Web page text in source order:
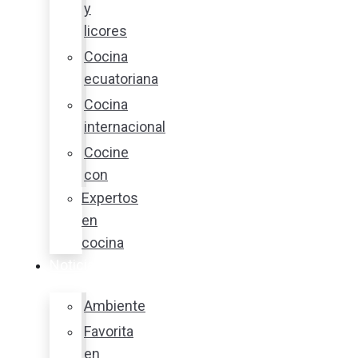
y
licores
Cocina
ecuatoriana
Cocina
internacional
Cocine
con
Expertos
en
cocina
Ambiente
Favorita
en